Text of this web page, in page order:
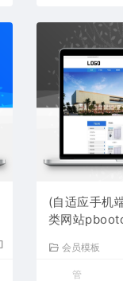
(自适应手机
类网站
会员模板
管